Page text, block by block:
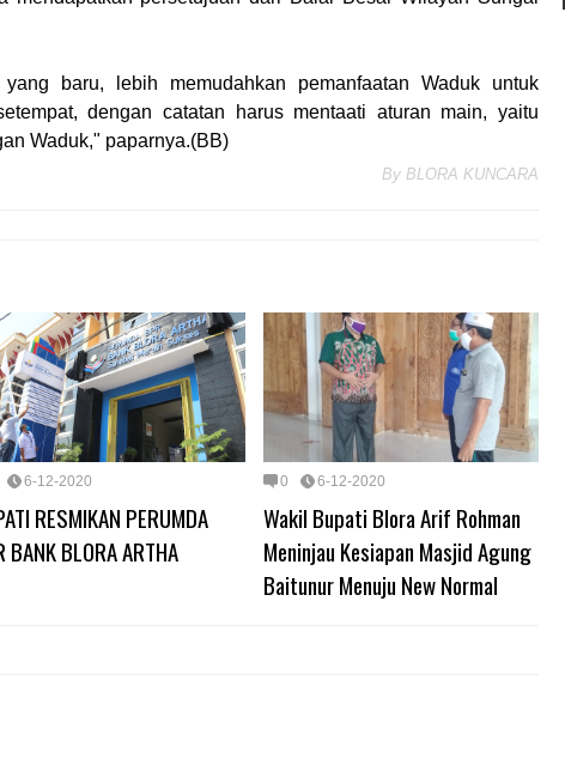
baru, lebih memudahkan pemanfaatan Waduk untuk
dengan catatan harus mentaati aturan main, yaitu
Waduk," paparnya.(BB)
By BLORA KUNCARA
6-12-2020
RESMIKAN PERUMDA
BANK BLORA ARTHA
0 6-12-2020
Wakil Bupati Blora Arif Rohman
Meninjau Kesiapan Masjid Agung
Baitunur Menuju New Normal